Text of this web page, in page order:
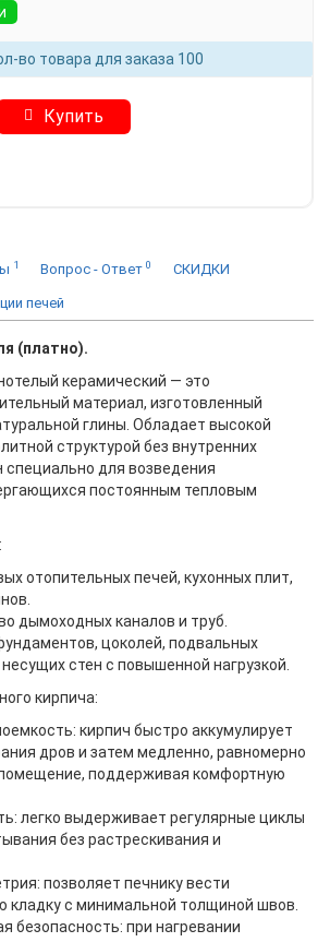
во товара для заказа 100
Купить
1 Вопрос - Ответ 0 СКИДКИ
печей
(платно).
керамический — это
материал, изготовленный
глины. Обладает высокой
структурой без внутренних
специально для возведения
постоянным тепловым
отопительных печей, кухонных плит,
дымоходных каналов и труб.
цоколей, подвальных
стен с повышенной нагрузкой.
кирпича:
кирпич быстро аккумулирует
дров и затем медленно, равномерно
поддерживая комфортную
легко выдерживает регулярные циклы
без растрескивания и
позволяет печнику вести
кладку с минимальной толщиной швов.
безопасность: при нагревании